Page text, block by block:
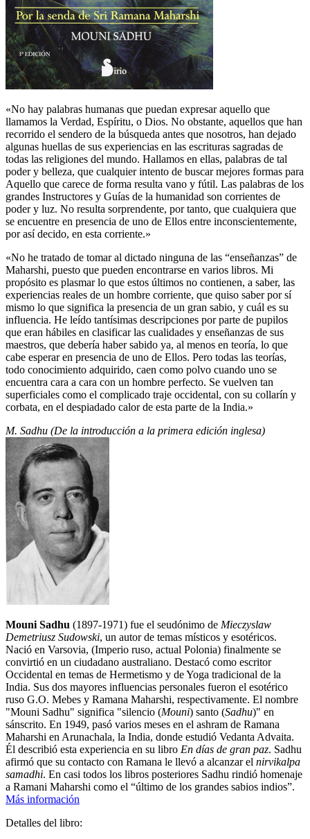
«No hay palabras humanas que puedan expresar aquello que
llamamos la Verdad, Espíritu, o Dios. No obstante, aquellos que han
recorrido el sendero de la búsqueda antes que nosotros, han dejado
algunas huellas de sus experiencias en las escrituras sagradas de
todas las religiones del mundo. Hallamos en ellas, palabras de tal
poder y belleza, que cualquier intento de buscar mejores formas para
Aquello que carece de forma resulta vano y fútil. Las palabras de los
grandes Instructores y Guías de la humanidad son corrientes de
poder y luz. No resulta sorprendente, por tanto, que cualquiera que
se encuentre en presencia de uno de Ellos entre inconscientemente,
por así decido, en esta corriente.»
«No he tratado de tomar al dictado ninguna de las “enseñanzas” de
Maharshi, puesto que pueden encontrarse en varios libros. Mi
propósito es plasmar lo que estos últimos no contienen, a saber, las
experiencias reales de un hombre corriente, que quiso saber por sí
mismo lo que significa la presencia de un gran sabio, y cuál es su
influencia. He leído tantísimas descripciones por parte de pupilos
que eran hábiles en clasificar las cualidades y enseñanzas de sus
maestros, que debería haber sabido ya, al menos en teoría, lo que
cabe esperar en presencia de uno de Ellos. Pero todas las teorías,
todo conocimiento adquirido, caen como polvo cuando uno se
encuentra cara a cara con un hombre perfecto. Se vuelven tan
superficiales como el complicado traje occidental, con su collarín y
corbata, en el despiadado calor de esta parte de la India.»
M. Sadhu (De la introducción a la primera edición inglesa)
Mouni Sadhu (1897-1971) fue el seudónimo de Mieczyslaw
Demetriusz Sudowski, un autor de temas místicos y esotéricos.
Nació en Varsovia, (Imperio ruso, actual Polonia) finalmente se
convirtió en un ciudadano australiano. Destacó como escritor
Occidental en temas de Hermetismo y de Yoga tradicional de la
India. Sus dos mayores influencias personales fueron el esotérico
ruso G.O. Mebes y Ramana Maharshi, respectivamente. El nombre
"Mouni Sadhu" significa "silencio (Mouni) santo (Sadhu)" en
sánscrito. En 1949, pasó varios meses en el ashram de Ramana
Maharshi en Arunachala, la India, donde estudió Vedanta Advaita.
Él describió esta experiencia en su libro En días de gran paz. Sadhu
afirmó que su contacto con Ramana le llevó a alcanzar el nirvikalpa
samadhi. En casi todos los libros posteriores Sadhu rindió homenaje
a Ramani Maharshi como el “último de los grandes sabios indios”.
Más información
Detalles del libro: